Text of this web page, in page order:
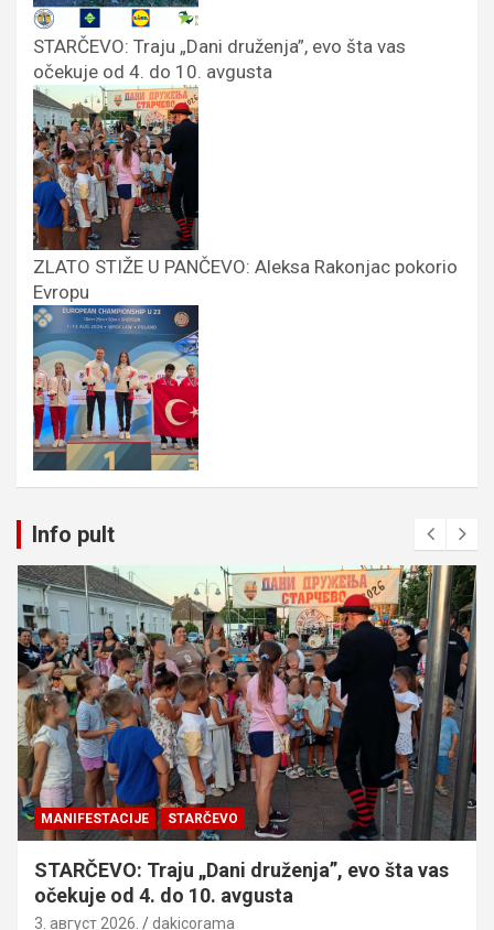
STARČEVO: Traju „Dani druženja”, evo šta vas
očekuje od 4. do 10. avgusta
ZLATO STIŽE U PANČEVO: Aleksa Rakonjac pokorio
Evropu
Info pult
MANIFESTACIJE STARČEVO
STARČEVO: Traju „Dani druženja”, evo šta vas
očekuje od 4. do 10. avgusta
3. август 2026. dakicorama